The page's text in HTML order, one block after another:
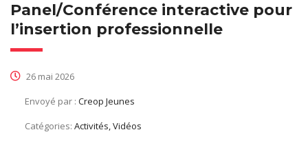
Panel/Conférence interactive pour
l’insertion professionnelle
26 mai 2026
Envoyé par : Creop Jeunes
Catégories: Activités, Vidéos